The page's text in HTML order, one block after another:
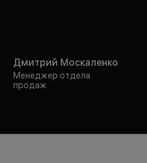
Дмитрий Москаленко
Менеджер отдела
продаж